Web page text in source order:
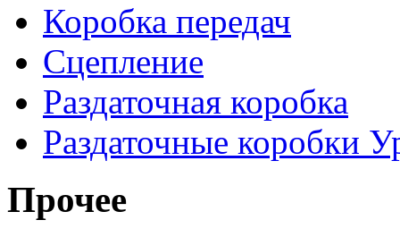
Коробка передач
Сцепление
Раздаточная коробка
Раздаточные коробки
Прочее